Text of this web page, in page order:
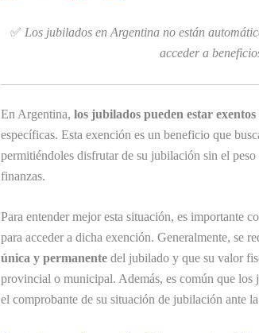
✅ Los jubilados en Argentina no están
acceder a
En Argentina, los jubilados pueden estar
específicas. Esta exención es un beneficio que
permitiéndoles disfrutar de su jubilación sin el
finanzas.
Para entender mejor esta situación, es importante
para acceder a dicha exención. Generalmente, se
única y permanente del jubilado y que su valor
provincial o municipal. Además, es común que los
el comprobante de su situación de jubilación ante